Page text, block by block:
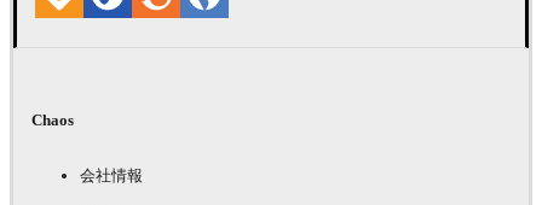
Chaos
会社情報